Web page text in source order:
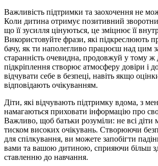
Важливість підтримки та заохочення не
Коли дитина отримує позитивний
що її зусилля цінуються, це зміцнює її
Використовуйте фрази, які підкреслюють
бачу, як ти наполегливо працюєш над цим
старанність очевидна, продовжуй у тому ж
підкріплення створює атмосферу довіри і
відчувати себе в безпеці, навіть якщо
відповідають очікуванням.
Діти, які відчувають підтримку вдома, з
намагаються приховати інформацію про
Важливо, щоб батьки розуміли: не всі діти
тиском високих очікувань. Створюючи
для спілкування, ви можете запобігти
вами та вашою дитиною, сприяючи більш
ставленню до навчання.